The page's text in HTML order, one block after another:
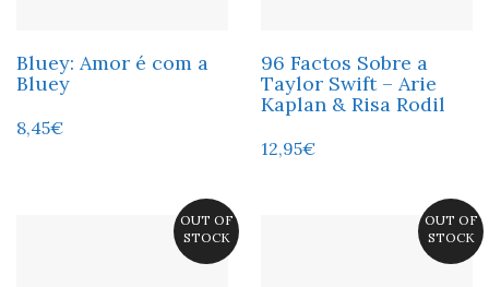
Bluey: Amor é com a
Bluey
8,45€
96 Factos Sobre a
Taylor Swift – Arie
Kaplan & Risa Rodil
12,95€
OUT OF
STOCK
OUT OF
STOCK